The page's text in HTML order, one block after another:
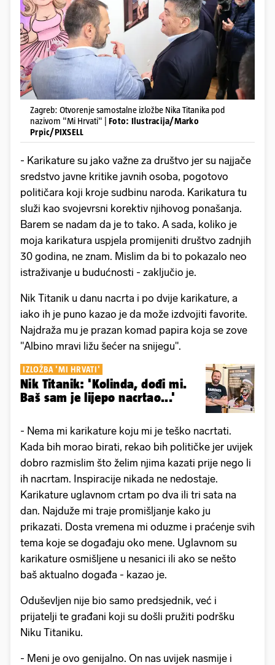
Zagreb: Otvorenje samostalne izložbe Nika Titanika pod
nazivom "Mi Hrvati" | Foto: Ilustracija/Marko
Prpic/PIXSELL
- Karikature su jako važne za društvo jer su najjače
sredstvo javne kritike javnih osoba, pogotovo
političara koji kroje sudbinu naroda. Karikatura tu
služi kao svojevrsni korektiv njihovog ponašanja.
Barem se nadam da je to tako. A sada, koliko je
moja karikatura uspjela promijeniti društvo zadnjih
30 godina, ne znam. Mislim da bi to pokazalo neo
istraživanje u budućnosti - zaključio je.
Nik Titanik u danu nacrta i po dvije karikature, a
iako ih je puno kazao je da može izdvojiti favorite.
Najdraža mu je prazan komad papira koja se zove
"Albino mravi ližu šećer na snijegu".
IZLOŽBA 'MI HRVATI'
Nik Titanik: 'Kolinda, dođi mi.
Baš sam je lijepo nacrtao...'
- Nema mi karikature koju mi je teško nacrtati.
Kada bih morao birati, rekao bih političke jer uvijek
dobro razmislim što želim njima kazati prije nego li
ih nacrtam. Inspiracije nikada ne nedostaje.
Karikature uglavnom crtam po dva ili tri sata na
dan. Najduže mi traje promišljanje kako ju
prikazati. Dosta vremena mi oduzme i praćenje svih
tema koje se događaju oko mene. Uglavnom su
karikature osmišljene u nesanici ili ako se nešto
baš aktualno događa - kazao je.
Oduševljen nije bio samo predsjednik, već i
prijatelji te građani koji su došli pružiti podršku
Niku Titaniku.
- Meni je ovo genijalno. On nas uvijek nasmije i